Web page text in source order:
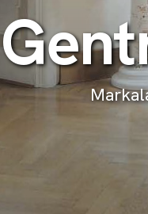
Gent